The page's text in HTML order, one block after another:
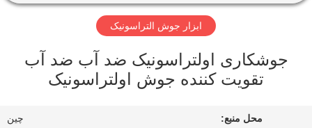
تور
ابزار جوش التراسونیک
جوشکاری اولتراسونیک ضد آب ضد آب
تقویت کننده جوش اولتراسونیک
محل منبع: چين